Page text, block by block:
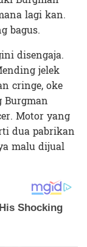
lagi kan.
bagus.
disengaja.
jelek
cringe, oke
Burgman
Motor yang
dua pabrikan
malu dijual